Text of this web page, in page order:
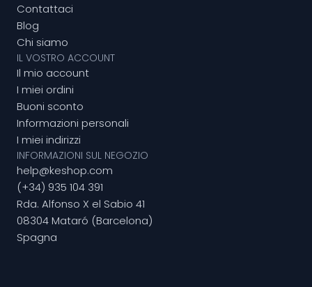
Contattaci
Blog
Chi siamo
IL VOSTRO ACCOUNT
Il mio account
I miei ordini
Buoni sconto
Informazioni personali
I miei indirizzi
INFORMAZIONI SUL NEGOZIO
help@keshop.com
(+34) 935 104 391
Rda. Alfonso X el Sabio 41
08304 Mataró (Barcelona)
Spagna